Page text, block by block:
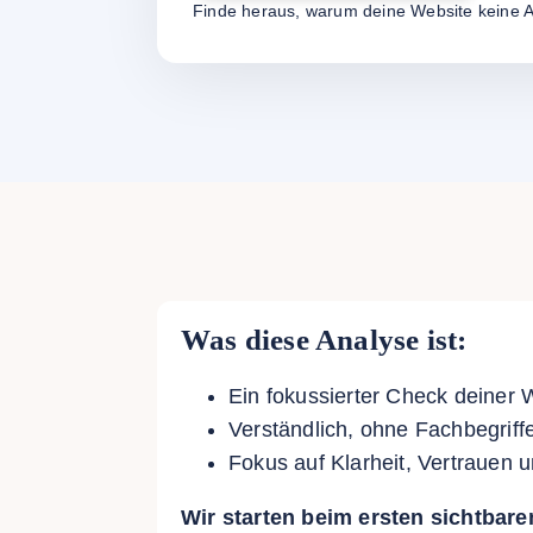
Finde heraus, warum deine Website keine
Was diese Analyse ist:
Ein fokussierter Check deiner
Verständlich, ohne
Fokus auf Klarheit, Vertrauen
Wir starten beim ersten